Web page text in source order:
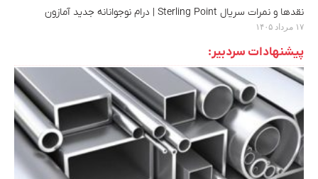
نقدها و نمرات سریال Sterling Point | درام نوجوانانه جدید آمازون
۱۷ مرداد ۱۴۰۵
پیشنهادات سردبیر: